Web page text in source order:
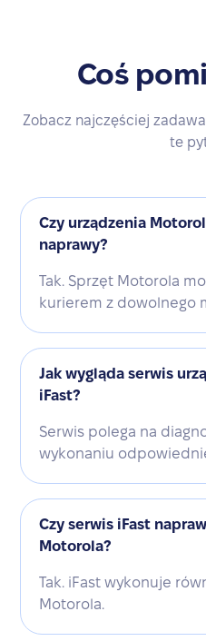
Coś
Zobacz najczęściej
te
Czy urządzenia
naprawy?
Tak. Sprzęt Motorola
kurierem z dowolnego
Jak wygląda serwis
iFast?
Serwis polega na
wykonaniu
Czy serwis iFast
Motorola?
Tak. iFast wykonuje
Motorola.